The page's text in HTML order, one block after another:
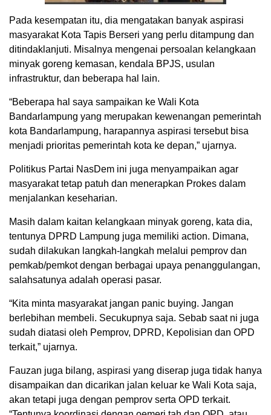
Pada kesempatan itu, dia mengatakan banyak aspirasi
masyarakat Kota Tapis Berseri yang perlu ditampung dan
ditindaklanjuti. Misalnya mengenai persoalan kelangkaan
minyak goreng kemasan, kendala BPJS, usulan
infrastruktur, dan beberapa hal lain.
“Beberapa hal saya sampaikan ke Wali Kota
Bandarlampung yang merupakan kewenangan pemerintah
kota Bandarlampung, harapannya aspirasi tersebut bisa
menjadi prioritas pemerintah kota ke depan,” ujarnya.
Politikus Partai NasDem ini juga menyampaikan agar
masyarakat tetap patuh dan menerapkan Prokes dalam
menjalankan keseharian.
Masih dalam kaitan kelangkaan minyak goreng, kata dia,
tentunya DPRD Lampung juga memiliki action. Dimana,
sudah dilakukan langkah-langkah melalui pemprov dan
pemkab/pemkot dengan berbagai upaya penanggulangan,
salahsatunya adalah operasi pasar.
“Kita minta masyarakat jangan panic buying. Jangan
berlebihan membeli. Secukupnya saja. Sebab saat ni juga
sudah diatasi oleh Pemprov, DPRD, Kepolisian dan OPD
terkait,” ujarnya.
Fauzan juga bilang, aspirasi yang diserap juga tidak hanya
disampaikan dan dicarikan jalan keluar ke Wali Kota saja,
akan tetapi juga dengan pemprov serta OPD terkait.